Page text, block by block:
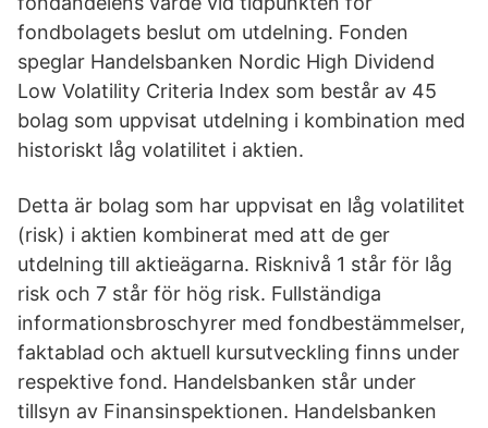
fondbolagets beslut om utdelning. Fonden
speglar Handelsbanken Nordic High Dividend
Low Volatility Criteria Index som består av 45
bolag som uppvisat utdelning i kombination med
historiskt låg volatilitet i aktien.
Detta är bolag som har uppvisat en låg volatilitet
(risk) i aktien kombinerat med att de ger
utdelning till aktieägarna. Risknivå 1 står för låg
risk och 7 står för hög risk. Fullständiga
informationsbroschyrer med fondbestämmelser,
faktablad och aktuell kursutveckling finns under
respektive fond. Handelsbanken står under
tillsyn av Finansinspektionen. Handelsbanken